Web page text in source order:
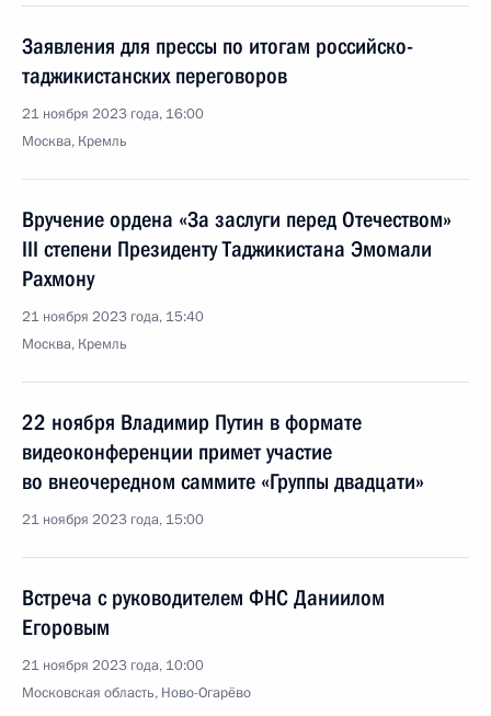
Заявления для прессы по итогам российско-
таджикистанских переговоров
21 ноября 2023 года, 16:00
Москва, Кремль
Вручение ордена «За заслуги перед Отечеством»
III степени Президенту Таджикистана Эмомали
Рахмону
21 ноября 2023 года, 15:40
Москва, Кремль
22 ноября Владимир Путин в формате
видеоконференции примет участие
во внеочередном саммите «Группы двадцати»
21 ноября 2023 года, 15:00
Встреча с руководителем ФНС Даниилом
Егоровым
21 ноября 2023 года, 10:00
Московская область, Ново-Огарёво